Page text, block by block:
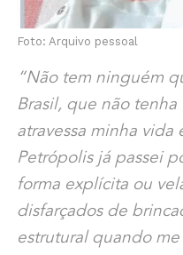
Foto: Arquivo pessoal
“Não tem ninguém
Brasil, que não
atravessa minha vida
Petrópolis já passei
forma explícita ou
disfarçados de
estrutural quando